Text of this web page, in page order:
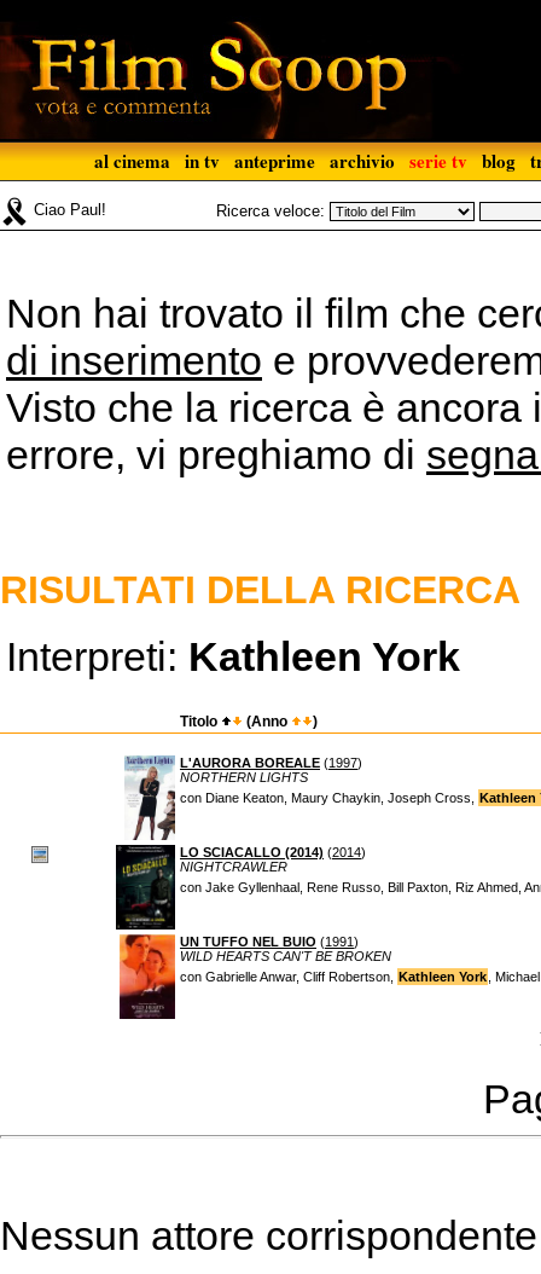
al cinema in tv anteprime archivio serie tv blog
Ciao Paul! Ricerca veloce:
Non hai trovato il film che
di inserimento e
Visto che la ricerca è
errore, vi preghiamo di
RISULTATI DELLA RICERCA
Interpreti: Kathleen York
Titolo (Anno )
L'AURORA BOREALE (1997)
NORTHERN LIGHTS
con Diane Keaton, Maury Chaykin, Joseph Cross, Kathleen
LO SCIACALLO (2014) (2014)
NIGHTCRAWLER
con Jake Gyllenhaal, Rene Russo, Bill Paxton, Riz Ahmed,
UN TUFFO NEL BUIO (1991)
WILD HEARTS CAN'T BE BROKEN
con Gabrielle Anwar, Cliff Robertson, Kathleen York ,
Nessun attore